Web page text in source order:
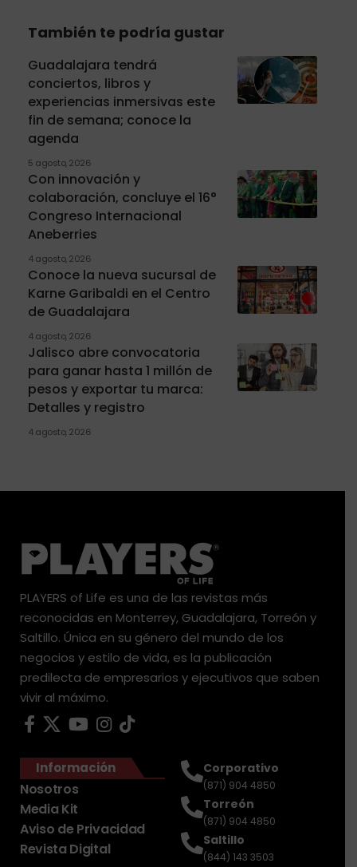
También te podría gustar
Guadalajara tendrá
conciertos, libros y
experiencias inmersivas este
fin de semana; conoce la
agenda
5 agosto, 2026
Con innovación y
colaboración, concluye el 16°
Congreso Internacional
Aneberries
4 agosto, 2026
Conoce la nueva sucursal de
Karne Garibaldi en el Centro
de Guadalajara
4 agosto, 2026
Jalisco abre convocatoria
para ganar hasta 1 millón de
pesos y exportar tu marca:
Detalles y registro
4 agosto, 2026
PLAYERS of Life es una de las revistas más
reconocidas en Monterrey, Guadalajara, Torreón y
Saltillo. Única en su género del mundo de los
negocios y estilo de vida, es la publicación
predilecta de empresarios y ejecutivos que saben
vivir al máximo.
Información
Nosotros
Media Kit
Aviso de Privacidad
Revista Digital
Corporativo
(871) 904 4850
Torreón
(871) 904 4850
Saltillo
(844) 143 3503